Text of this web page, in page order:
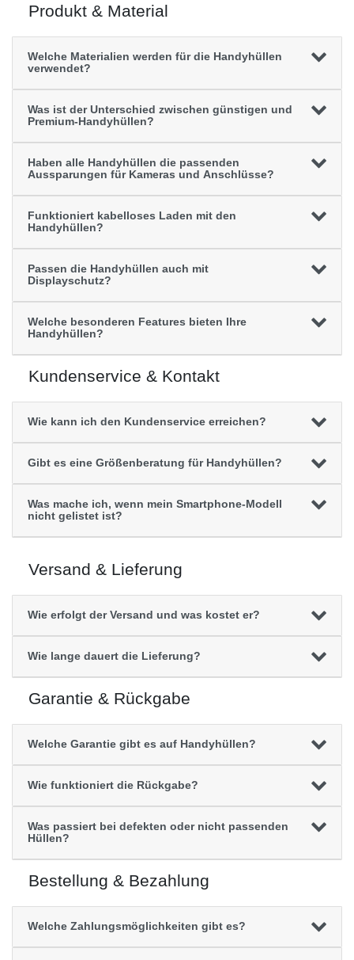
Produkt & Material
Welche Materialien werden für die Handyhüllen
verwendet?
Was ist der Unterschied zwischen günstigen und
Premium-Handyhüllen?
Haben alle Handyhüllen die passenden
Aussparungen für Kameras und Anschlüsse?
Funktioniert kabelloses Laden mit den
Handyhüllen?
Passen die Handyhüllen auch mit
Displayschutz?
Welche besonderen Features bieten Ihre
Handyhüllen?
Kundenservice & Kontakt
Wie kann ich den Kundenservice erreichen?
Gibt es eine Größenberatung für Handyhüllen?
Was mache ich, wenn mein Smartphone-Modell
nicht gelistet ist?
Versand & Lieferung
Wie erfolgt der Versand und was kostet er?
Wie lange dauert die Lieferung?
Garantie & Rückgabe
Welche Garantie gibt es auf Handyhüllen?
Wie funktioniert die Rückgabe?
Was passiert bei defekten oder nicht passenden
Hüllen?
Bestellung & Bezahlung
Welche Zahlungsmöglichkeiten gibt es?